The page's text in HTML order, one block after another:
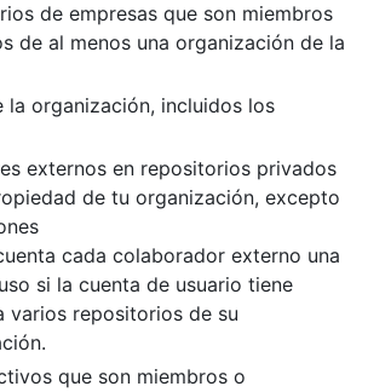
de empresas que son miembros
de al menos una organización de la
la organización, incluidos los
externos en repositorios privados
de tu organización, excepto
cada colaborador externo una
si la cuenta de usuario tiene
varios repositorios de su
que son miembros o